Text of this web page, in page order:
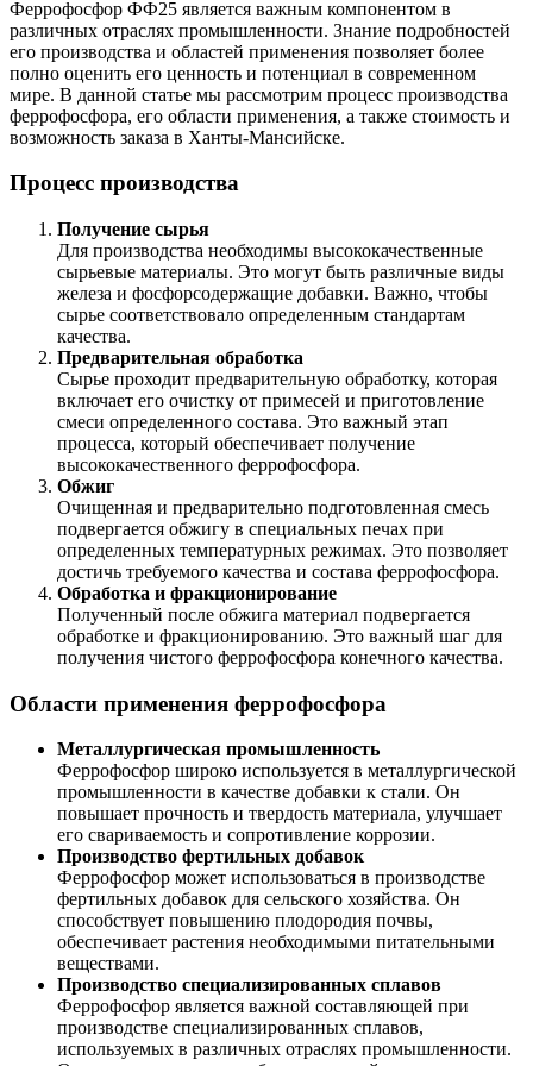
Феррофосфор ФФ25 является важным компонентом в
различных отраслях промышленности. Знание подробностей
его производства и областей применения позволяет более
полно оценить его ценность и потенциал в современном
мире. В данной статье мы рассмотрим процесс производства
феррофосфора, его области применения, а также стоимость и
возможность заказа в Ханты-Мансийске.
Процесс производства
Получение сырья
Для производства необходимы высококачественные
сырьевые материалы. Это могут быть различные виды
железа и фосфорсодержащие добавки. Важно, чтобы
сырье соответствовало определенным стандартам
качества.
Предварительная обработка
Сырье проходит предварительную обработку, которая
включает его очистку от примесей и приготовление
смеси определенного состава. Это важный этап
процесса, который обеспечивает получение
высококачественного феррофосфора.
Обжиг
Очищенная и предварительно подготовленная смесь
подвергается обжигу в специальных печах при
определенных температурных режимах. Это позволяет
достичь требуемого качества и состава феррофосфора.
Обработка и фракционирование
Полученный после обжига материал подвергается
обработке и фракционированию. Это важный шаг для
получения чистого феррофосфора конечного качества.
Области применения феррофосфора
Металлургическая промышленность
Феррофосфор широко используется в металлургической
промышленности в качестве добавки к стали. Он
повышает прочность и твердость материала, улучшает
его свариваемость и сопротивление коррозии.
Производство фертильных добавок
Феррофосфор может использоваться в производстве
фертильных добавок для сельского хозяйства. Он
способствует повышению плодородия почвы,
обеспечивает растения необходимыми питательными
веществами.
Производство специализированных сплавов
Феррофосфор является важной составляющей при
производстве специализированных сплавов,
используемых в различных отраслях промышленности.